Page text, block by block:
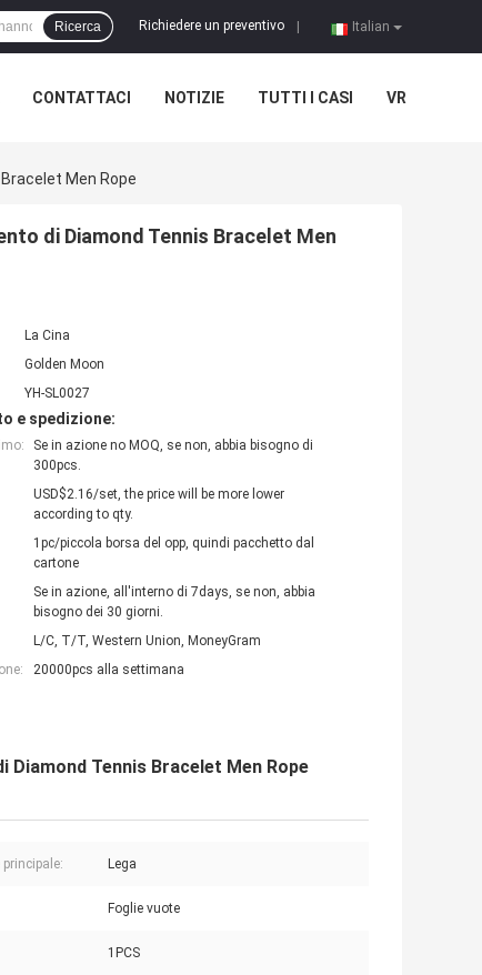
Italian
Richiedere un preventivo
Ricerca
CONTATTACI NOTIZIE TUTTI I CASI VR
Men Rope
di Diamond Tennis Bracelet Men
La Cina
Golden Moon
YH-SL0027
e spedizione:
Se in azione no MOQ, se non, abbia bisogno di
300pcs.
USD$2.16/set, the price will be more lower
according to qty.
1pc/piccola borsa del opp, quindi pacchetto dal
cartone
Se in azione, all'interno di 7days, se non, abbia
bisogno dei 30 giorni.
L/C, T/T, Western Union, MoneyGram
20000pcs alla settimana
Tennis Bracelet Men Rope
Lega
Foglie vuote
1PCS